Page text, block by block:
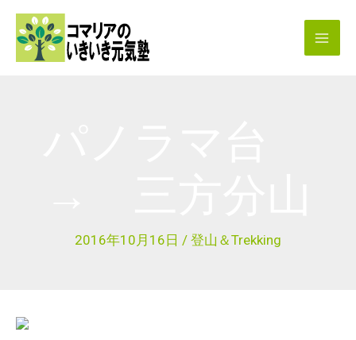
2016年10月16日 / 登山＆Trekking